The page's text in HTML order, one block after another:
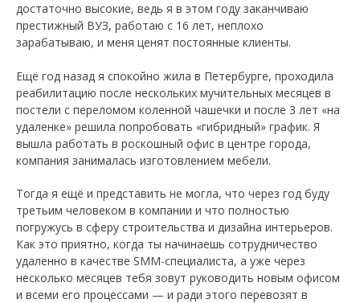
достаточно высокие, ведь я в этом году заканчиваю
престижный ВУЗ, работаю с 16 лет, неплохо
зарабатываю, и меня ценят постоянные клиенты.
Ещё год назад я спокойно жила в Петербурге, проходила
реабилитацию после нескольких мучительных месяцев в
постели с переломом коленной чашечки и после 3 лет «на
удаленке» решила попробовать «гибридный» график. Я
вышла работать в роскошный офис в центре города,
компания занималась изготовлением мебели.
Тогда я ещё и представить не могла, что через год буду
третьим человеком в компании и что полностью
погружусь в сферу строительства и дизайна интерьеров.
Как это приятно, когда ты начинаешь сотрудничество
удаленно в качестве SMM-специалиста, а уже через
несколько месяцев тебя зовут руководить новым офисом
и всеми его процессами — и ради этого перевозят в